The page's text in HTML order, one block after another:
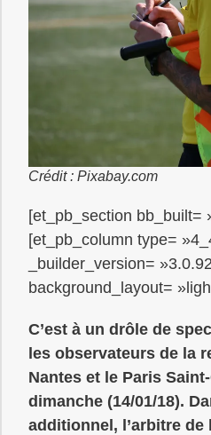
Crédit : Pixabay.com
[et_pb_section bb_built=
[et_pb_column type=
_builder_version=
background_layout=
C’est à un drôle de
les observateurs de la
Nantes et le Paris
dimanche (14/01/18).
additionnel, l’arbitre de